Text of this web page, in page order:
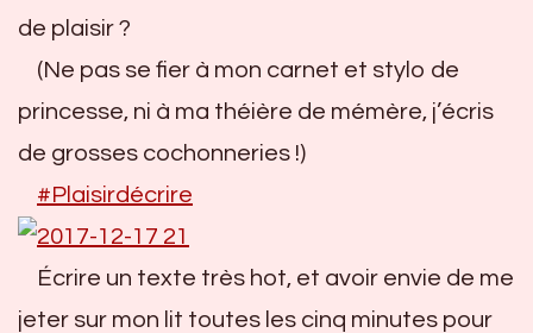
de plaisir ?
(Ne pas se fier à mon carnet et stylo de
princesse, ni à ma théière de mémère, j’écris
de grosses cochonneries !)
# Plaisirdécrire
Écrire un texte très hot, et avoir envie de me
jeter sur mon lit toutes les cinq minutes pour